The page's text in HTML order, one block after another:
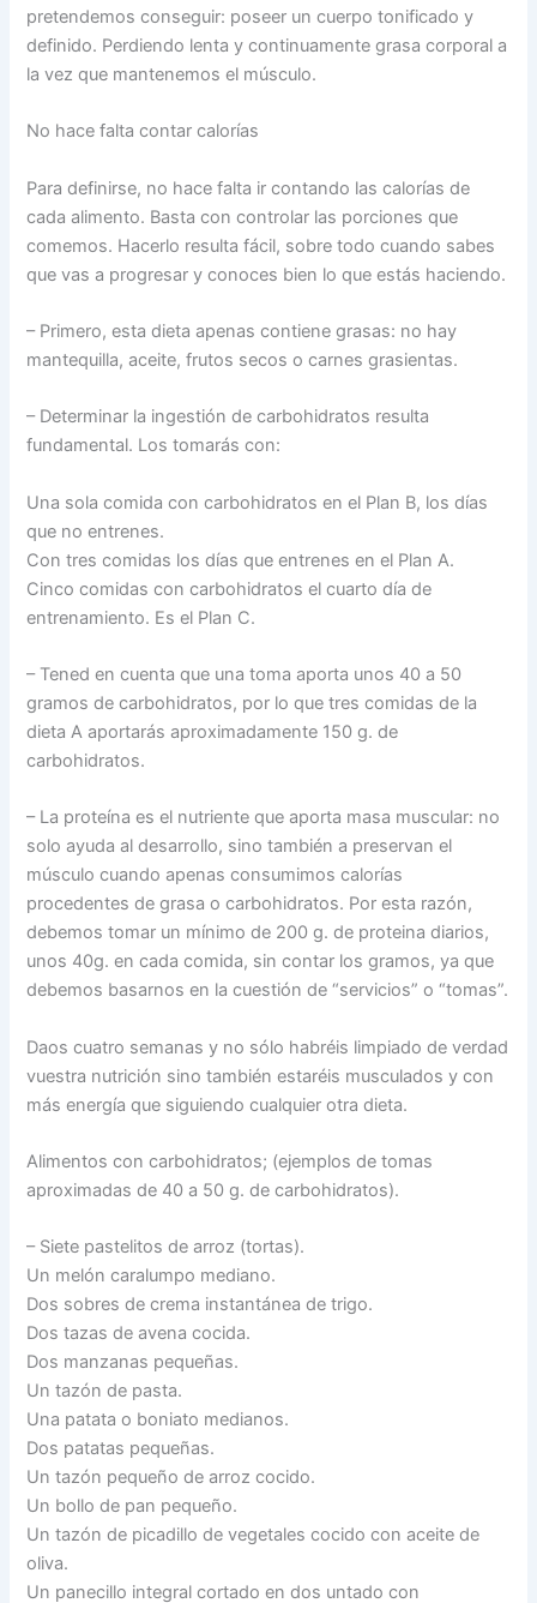
pretendemos conseguir: poseer un cuerpo tonificado y
definido. Perdiendo lenta y continuamente grasa corporal a
la vez que mantenemos el músculo.
No hace falta contar calorías
Para definirse, no hace falta ir contando las calorías de
cada alimento. Basta con controlar las porciones que
comemos. Hacerlo resulta fácil, sobre todo cuando sabes
que vas a progresar y conoces bien lo que estás haciendo.
– Primero, esta dieta apenas contiene grasas: no hay
mantequilla, aceite, frutos secos o carnes grasientas.
– Determinar la ingestión de carbohidratos resulta
fundamental. Los tomarás con:
Una sola comida con carbohidratos en el Plan B, los días
que no entrenes.
Con tres comidas los días que entrenes en el Plan A.
Cinco comidas con carbohidratos el cuarto día de
entrenamiento. Es el Plan C.
– Tened en cuenta que una toma aporta unos 40 a 50
gramos de carbohidratos, por lo que tres comidas de la
dieta A aportarás aproximadamente 150 g. de
carbohidratos.
– La proteína es el nutriente que aporta masa muscular: no
solo ayuda al desarrollo, sino también a preservan el
músculo cuando apenas consumimos calorías
procedentes de grasa o carbohidratos. Por esta razón,
debemos tomar un mínimo de 200 g. de proteina diarios,
unos 40g. en cada comida, sin contar los gramos, ya que
debemos basarnos en la cuestión de “servicios” o “tomas”.
Daos cuatro semanas y no sólo habréis limpiado de verdad
vuestra nutrición sino también estaréis musculados y con
más energía que siguiendo cualquier otra dieta.
Alimentos con carbohidratos; (ejemplos de tomas
aproximadas de 40 a 50 g. de carbohidratos).
– Siete pastelitos de arroz (tortas).
Un melón caralumpo mediano.
Dos sobres de crema instantánea de trigo.
Dos tazas de avena cocida.
Dos manzanas pequeñas.
Un tazón de pasta.
Una patata o boniato medianos.
Dos patatas pequeñas.
Un tazón pequeño de arroz cocido.
Un bollo de pan pequeño.
Un tazón de picadillo de vegetales cocido con aceite de
oliva.
Un panecillo integral cortado en dos untado con